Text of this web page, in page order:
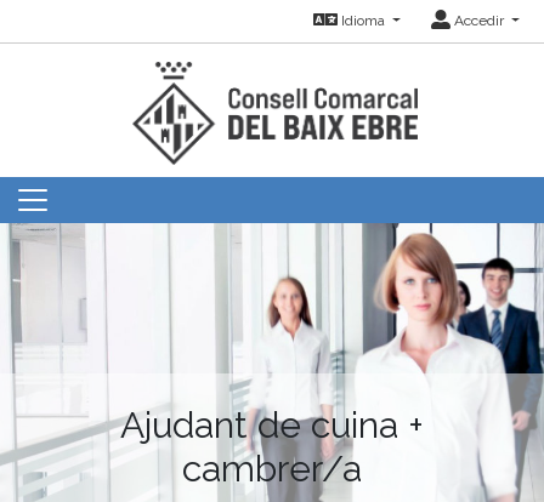
Idioma Accedir
Ajudant de cuina +
cambrer/a